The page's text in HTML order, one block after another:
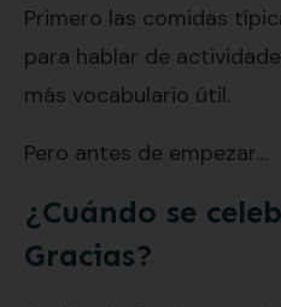
Primero las comidas
para hablar de
más vocabulario útil.
Pero antes de empezar…
¿Cuándo se
Gracias?